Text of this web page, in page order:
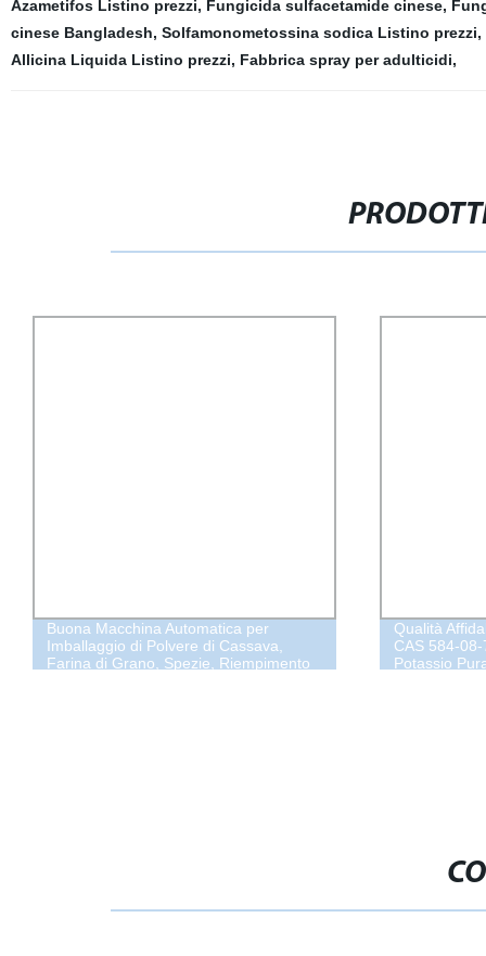
Azametifos Listino prezzi, Fungicida sulfacetamide cinese,
cinese Bangladesh, Solfamonometossina sodica Listino prezzi,
Allicina Liquida Listino prezzi, Fabbrica spray per adulticidi,
Buona Macchina Automatica per
Imballaggio di Polvere di Cassava,
Farina di Grano, Spezie, Riempimento
Qualità
CAS 584-
Potassio